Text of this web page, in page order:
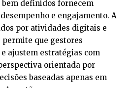
definidos fornecem
e engajamento. A
por atividades digitais e
que gestores
ajustem estratégias com
orientada por
baseadas apenas em